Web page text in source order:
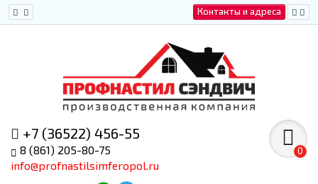
Контакты и адреса
+7 (36522) 456-55
8 (861) 205-80-75
info@profnastilsimferopol.ru
0